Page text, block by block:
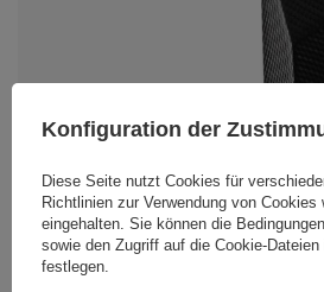
Konfiguration der
Diese Seite nutzt Cookies für
Richtlinien zur Verwendung von Cookies
eingehalten. Sie können die
sowie den Zugriff auf die Cookie-
festlegen.